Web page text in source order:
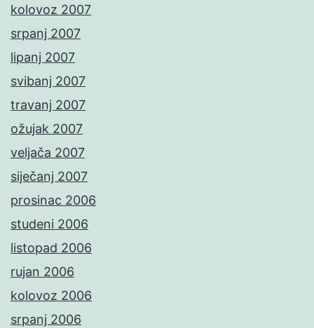
kolovoz 2007
srpanj 2007
lipanj 2007
svibanj 2007
travanj 2007
ožujak 2007
veljača 2007
siječanj 2007
prosinac 2006
studeni 2006
listopad 2006
rujan 2006
kolovoz 2006
srpanj 2006